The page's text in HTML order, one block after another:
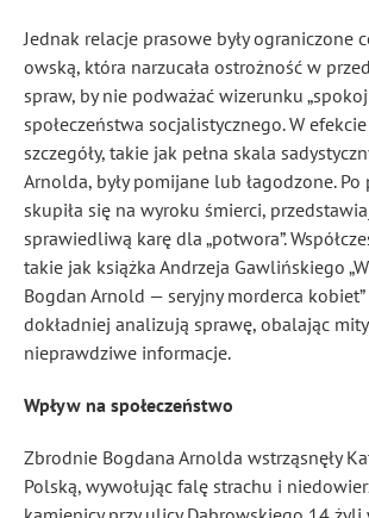
Jednak relacje prasowe były ograniczone
owską, która narzucała ostrożność w
spraw, by nie podważać wizerunku
społeczeństwa socjalistycznego. W
szczegóły, takie jak pełna skala
Arnolda, były pomijane lub łagodzone. Po
skupiła się na wyroku śmierci,
sprawiedliwą karę dla „potwora”.
takie jak książka Andrzeja Gawlińskiego
Bogdan Arnold — seryjny morderca kobiet”
dokładniej analizują sprawę, obalając
nieprawdziwe informacje.
Wpływ na społeczeństwo
Zbrodnie Bogdana Arnolda wstrząsnęły
Polską, wywołując falę strachu i